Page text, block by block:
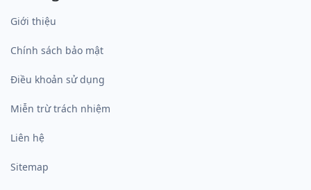
Giới thiệu
Chính sách bảo mật
Điều khoản sử dụng
Miễn trừ trách nhiệm
Liên hệ
Sitemap